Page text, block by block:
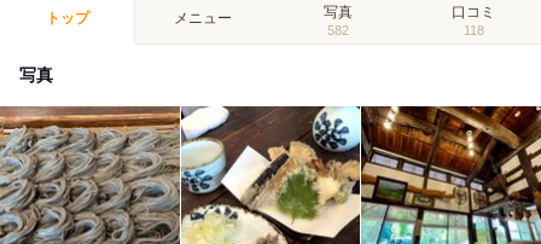
トップ メニュー 写真
582
口コミ
118
写真